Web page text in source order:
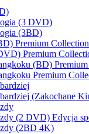
(3 DVD)
(3BD)
Premium Collection
Premium
(BD)
Premium
(Zakochane
(2 DVD) Edycja
(2BD 4K)